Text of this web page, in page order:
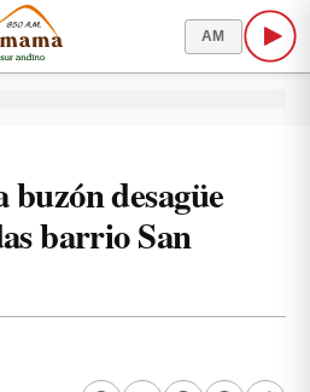
AM
desagüe
barrio San